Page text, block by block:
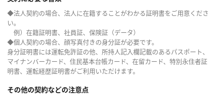
◆法人契約の場合、法人に在籍することがわかる証明書をご用意くださ
い。
例）在籍証明書、社員証、保険証（データ）
◆個人契約の場合、顔写真付きの身分証が必要です。
身分証明書には運転免許証の他、所持人記入欄記載のあるパスポート、
マイナンバーカード、住民基本台帳カード、在留カード、特別永住者証
明書、運転経歴証明書がご利用いただけます。
その他の契約などの注意点